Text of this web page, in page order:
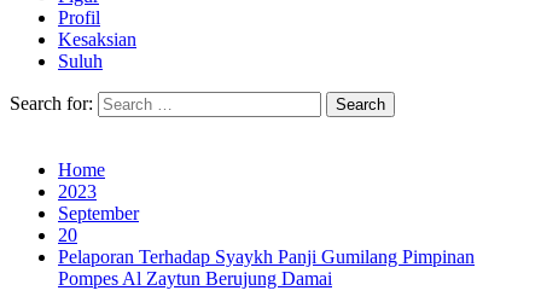
Profil
Kesaksian
Suluh
Search for:
Home
2023
September
20
Pelaporan Terhadap Syaykh Panji Gumilang Pimpinan
Pompes Al Zaytun Berujung Damai